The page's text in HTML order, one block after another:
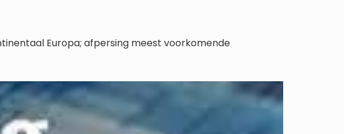
Europa; afpersing meest voorkomende